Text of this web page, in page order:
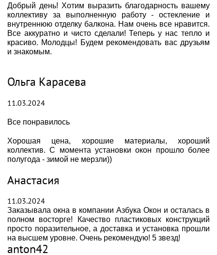
Добрый день! Хотим выразить благодарность вашему
коллективу за выполненную работу - остекление и
внутреннюю отделку балкона. Нам очень все нравится.
Все аккуратно и чисто сделали! Теперь у нас тепло и
красиво. Молодцы! Будем рекомендовать вас друзьям
и знакомым.
Ольга Карасева
11.03.2024
Все понравилось
Хорошая цена, хорошие материалы, хороший
коллектив. С момента установки окон прошло более
полугода - зимой не мерзли))
Анастасия
11.03.2024
Заказывала окна в компании Азбука Окон и осталась в
полном восторге! Качество пластиковых конструкций
просто поразительное, а доставка и установка прошли
на высшем уровне. Очень рекомендую! 5 звезд!
anton42